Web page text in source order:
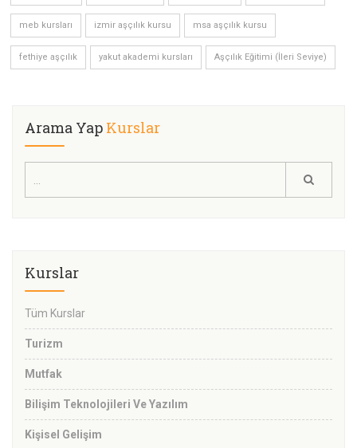
meb kursları izmir aşçılık kursu msa aşçılık kursu
fethiye aşçılık yakut akademi kursları Aşçılık Eğitimi (İleri Seviye)
Arama Yap Kurslar
Kurslar
Tüm Kurslar
Turizm
Mutfak
Bilişim Teknolojileri Ve Yazılım
Kişisel Gelişim